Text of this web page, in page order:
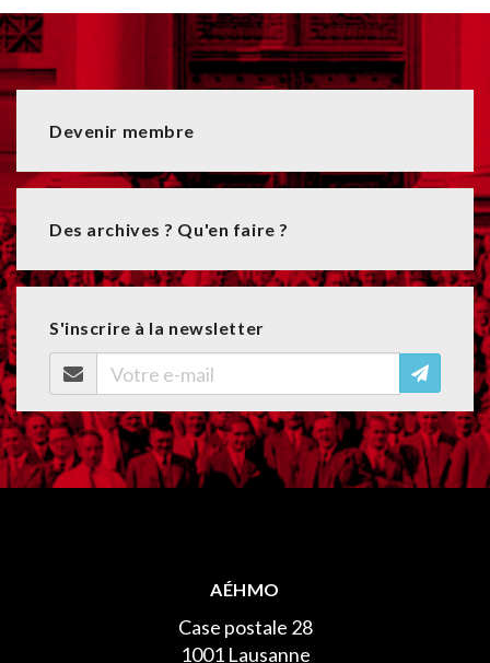
Devenir membre
Des archives ? Qu'en faire ?
S'inscrire à la newsletter
AÉHMO
Case postale 28
1001 Lausanne